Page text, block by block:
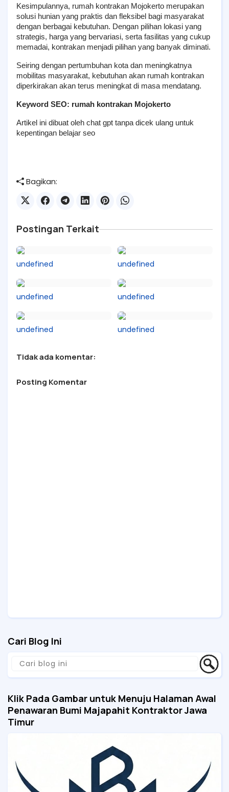
Kesimpulannya, rumah kontrakan Mojokerto merupakan
solusi hunian yang praktis dan fleksibel bagi masyarakat
dengan berbagai kebutuhan. Dengan pilihan lokasi yang
strategis, harga yang bervariasi, serta fasilitas yang cukup
memadai, kontrakan menjadi pilihan yang banyak diminati.
Seiring dengan pertumbuhan kota dan meningkatnya
mobilitas masyarakat, kebutuhan akan rumah kontrakan
diperkirakan akan terus meningkat di masa mendatang.
Keyword SEO: rumah kontrakan Mojokerto
Artikel ini dibuat oleh chat gpt tanpa dicek ulang untuk
kepentingan belajar seo
Bagikan:
Postingan Terkait
undefined undefined
undefined undefined
undefined undefined
Tidak ada komentar:
Posting Komentar
Cari Blog Ini
Klik Pada Gambar untuk Menuju Halaman Awal
Penawaran Bumi Majapahit Kontraktor Jawa
Timur